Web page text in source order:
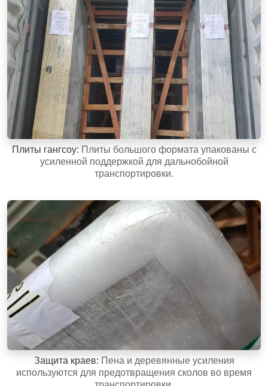
Плиты гангсоу: Плиты большого формата упакованы с
усиленной поддержкой для дальнобойной
транспортировки.
Защита краев: Пена и деревянные усиления
используются для предотвращения сколов во время